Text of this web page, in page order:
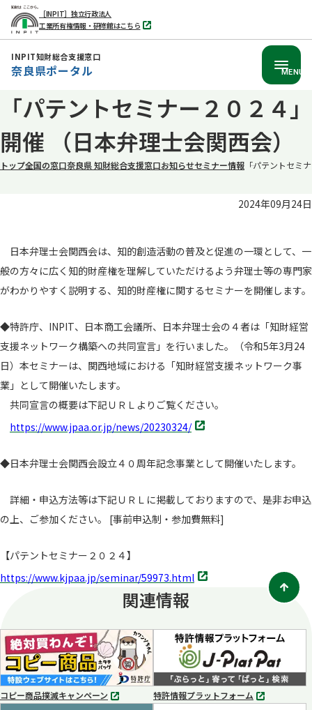
へ
移
［INPIT］独立行政法人
工業所有権情報・研修館はこちら
別
タ
INPIT知財総合支援窓口
奈良県ポータル MENU
「パテントセミナー２０２４」
開催 （日本弁理士会関西会）
トップ全国の窓口奈良県 知財総合支援窓口お知らせセミナー情報 「パテントセミ
2024年09月24日
日本弁理士会関西会は、知的創造活動の普及と促進の一環として、一
般の方々に広く知的財産権を理解していただけるよう弁理士等の専門家
がわかりやすく説明する、知的財産権に関するセミナーを開催します。
◆特許庁、INPIT、日本商工会議所、日本弁理士会の４者は「知財経営
支援ネットワーク構築への共同宣言」を行いました。（令和5年3月24
日）本セミナーは、関西地域における「知財経営支援ネットワーク事
業」として開催いたします。
共同宣言の概要は下記ＵＲＬよりご覧ください。
https://www.jpaa.or.jp/news/20230324/別
で
く
◆日本弁理士会関西会設立４０周年記念事業として開催いたします。
詳細・申込方法等は下記ＵＲＬに掲載しておりますので、是非お申込
の上、ご参加ください。 [事前申込制・参加費無料]
【パテントセミナー２０２４】
https://www.kjpaa.jp/seminar/59973.html 別
開
く
関連情報
コピー商品撲滅キャンペーン
別
特許情報プラットフォーム
別